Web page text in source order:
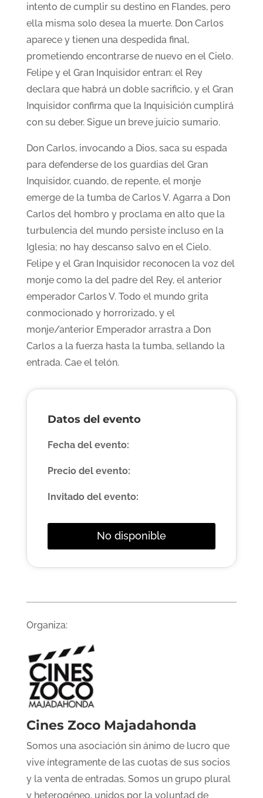
intento de cumplir su destino en Flandes, pero
ella misma solo desea la muerte. Don Carlos
aparece y tienen una despedida final,
prometiendo encontrarse de nuevo en el Cielo.
Felipe y el Gran Inquisidor entran: el Rey
declara que habrá un doble sacrificio, y el Gran
Inquisidor confirma que la Inquisición cumplirá
con su deber. Sigue un breve juicio sumario.
Don Carlos, invocando a Dios, saca su espada
para defenderse de los guardias del Gran
Inquisidor, cuando, de repente, el monje
emerge de la tumba de Carlos V. Agarra a Don
Carlos del hombro y proclama en alto que la
turbulencia del mundo persiste incluso en la
Iglesia; no hay descanso salvo en el Cielo.
Felipe y el Gran Inquisidor reconocen la voz del
monje como la del padre del Rey, el anterior
emperador Carlos V. Todo el mundo grita
conmocionado y horrorizado, y el
monje/anterior Emperador arrastra a Don
Carlos a la fuerza hasta la tumba, sellando la
entrada. Cae el telón.
Datos del evento
Fecha del evento:
Precio del evento:
Invitado del evento:
No disponible
Organiza:
Cines Zoco Majadahonda
Somos una asociación sin ánimo de lucro que
vive íntegramente de las cuotas de sus socios
y la venta de entradas. Somos un grupo plural
y heterogéneo, unidos por la voluntad de